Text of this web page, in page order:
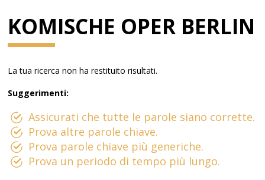
KOMISCHE OPER BERLIN
La tua ricerca non ha restituito risultati.
Suggerimenti:
Assicurati che tutte le parole siano corrette.
Prova altre parole chiave.
Prova parole chiave più generiche.
Prova un periodo di tempo più lungo.